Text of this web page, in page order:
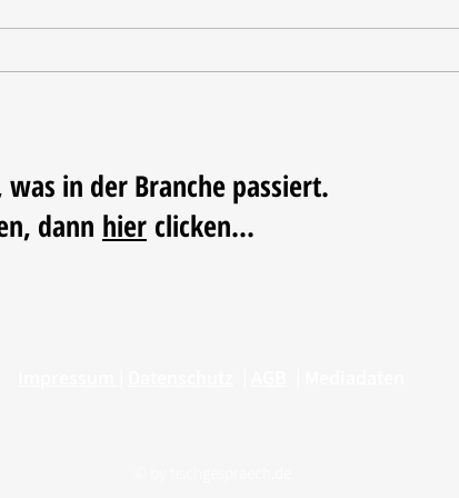
Haeser wird Geschäftsführer
Oxo
in der Branche passiert.
dann hier clicken...